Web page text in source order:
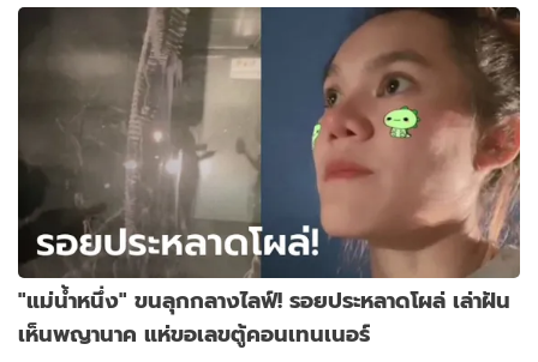
"แม่น้ำหนึ่ง" ขนลุกกลางไลฟ์! รอยประหลาดโผล่ เล่าฝัน
เห็นพญานาค แห่ขอเลขตู้คอนเทนเนอร์